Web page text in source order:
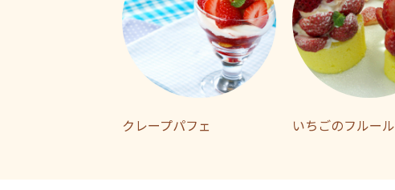
クレープパフェ いちごのフルール